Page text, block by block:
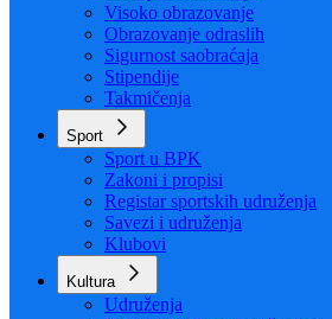
Predškolski odgoj
Osnovno obrazovanje
Srednje obrazovanje
Visoko obrazovanje
Obrazovanje odraslih
Sigurnost saobraćaja
Stipendije
Takmičenja
Sport
Sport u BPK
Zakoni i propisi
Registar sportskih udruženja
Savezi i udruženja
Klubovi